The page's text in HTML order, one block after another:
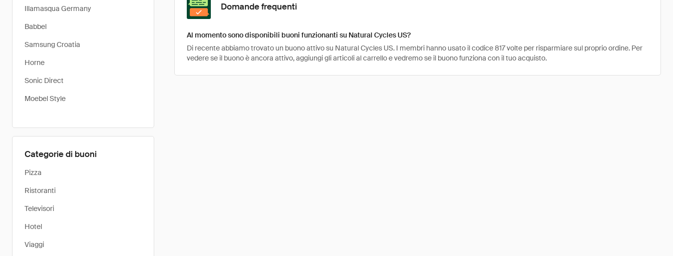
Illamasqua Germany
Babbel
Samsung Croatia
Horne
Sonic Direct
Moebel Style
Categorie di buoni
Pizza
Ristoranti
Televisori
Hotel
Viaggi
Domande frequenti
Al momento sono disponibili buoni funzionanti su Natural Cycles US?
Di recente abbiamo trovato un buono attivo su Natural Cycles US. I membri hanno usato il codice 817 volte per risparmiare sul proprio ordine. Per
vedere se il buono è ancora attivo, aggiungi gli articoli al carrello e vedremo se il buono funziona con il tuo acquisto.